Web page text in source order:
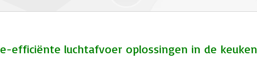
efficiënte luchtafvoer oplossingen in de keuken